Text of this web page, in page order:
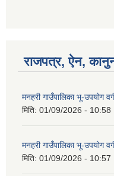
राजपत्र, ऐन,
मनहरी गाउँपालिका भू-उपयोग
मिति: 01/09/2026 - 10:58
मनहरी गाउँपालिका भू-उपयोग
मिति: 01/09/2026 - 10:57